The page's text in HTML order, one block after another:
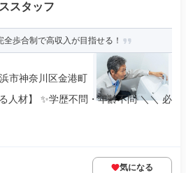
スタッフ
歩合制で高収入が目指せる！
市神奈川区金港町
人材】 ✨学歴不問・年齢不問 ＼＼ 必
気になる